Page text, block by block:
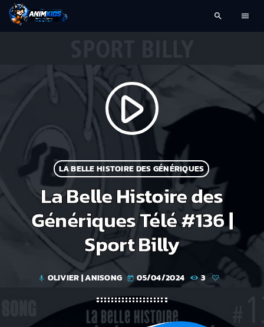
search menu
play_arrow
LA BELLE HISTOIRE DES GÉNÉRIQUES
La Belle Histoire des
Génériques Télé #136 |
Sport Billy
mic OLIVIER | ANISONG today 05/04/2024 3